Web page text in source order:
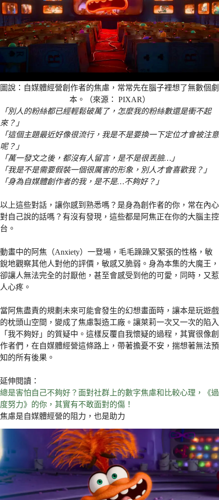
圖說：自媒體經營創作者的焦慮，常常先在腦子裡想了無數個劇
本。（來源： PIXAR）
「別人的粉絲都已經輕鬆破萬了，怎麼我的粉絲數還是衝不起
來？」
「這個主題最近好像很流行，我是不是要換一下定位才會被注意
呢？」
「萬一發文之後，都沒有人留言，是不是很丟臉…」
「我是不是需要假裝一個很厲害的形象，別人才會喜歡我？」
「身為自媒體創作者的我，是不是…不夠好？」
以上這些對話，讓你感到熟悉嗎？是身為創作者的你，常在內心
對自己說的話嗎？有沒有發現，這些都是阿焦正在你的大腦主控
台。
動畫中的阿焦（Anxiety）一登場，毛毛躁躁又緊張的性格，敏
銳地觀察其他人對他的評價，敏感又脆弱。身為本集的大魔王，
卻讓人無法完全的討厭他，甚至會感受到他的可愛，同時，又惹
人心疼。
當阿焦盡責的規劃未來可能會發生的幻想畫面時，讓本是玩遊戲
的枕頭山空間，變成了焦慮製造工廠。讓萊莉一次又一次的陷入
「我不夠好」的質疑中。這樣反覆自我懷疑的過程，其實很像創
作者們，在自媒體經營這條路上，帶著擔憂不安，揣想著無法預
知的所有後果。
延伸閱讀：
總是害怕自己不夠好？面對社群上的數字焦慮和比較心理，《過
度努力》的你，其實有不敢面對的傷！
焦慮是自媒體經營的阻力，也是助力